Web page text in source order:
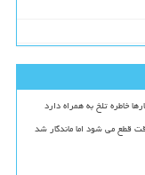
خاطره تلخ به همراه دارد